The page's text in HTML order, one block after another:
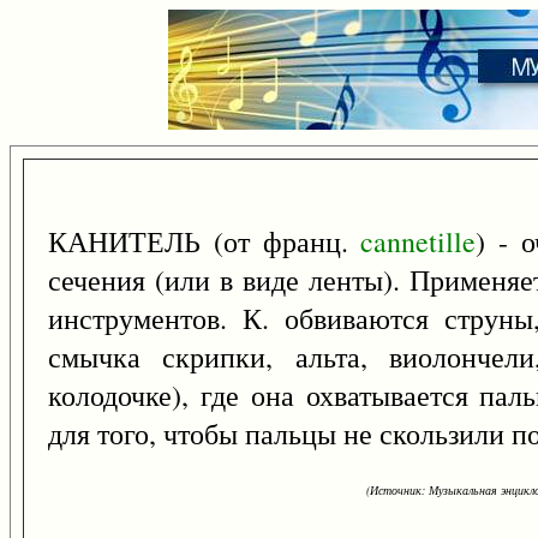
КАНИТЕЛЬ (от франц.cannetille) -
сечения (или в виде ленты).
инструментов. К. обвиваются
смычка скрипки, альта,
колодочке), где она охватывается
для того, чтобы пальцы не скользили
(Источник: Музыкальная